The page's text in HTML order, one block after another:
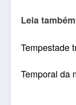
Leia
Tempestade
Temporal da